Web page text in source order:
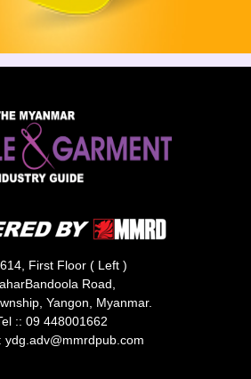
First Floor ( Left )
Road,
Yangon, Myanmar.
:: 09 448001662
ydg.adv@mmrdpub.com